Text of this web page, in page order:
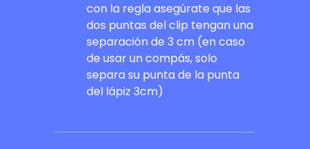
con la regla asegúrate que las
dos puntas del clip tengan una
separación de 3 cm (en caso
de usar un compás, solo
separa su punta de la punta
del lápiz 3cm)